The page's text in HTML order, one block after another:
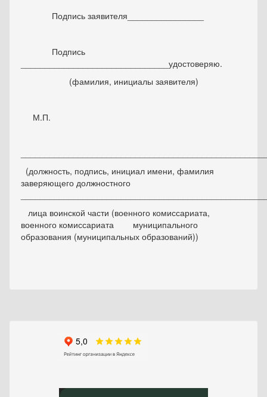
Подпись заявителя________________
Подпись
_______________________________удостоверяю.
(фамилия, инициалы заявителя)
М.П.
(должность, подпись, инициал имени, фамилия
заверяющего должностного
лица воинской части (военного комиссариата,
военного комиссариата муниципального
образования (муниципальных образований))